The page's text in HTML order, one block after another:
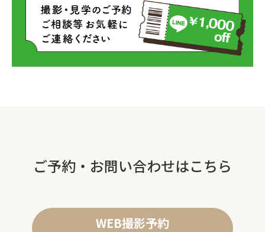
ご予約・お問い合わせはこちら
WEB撮影予約